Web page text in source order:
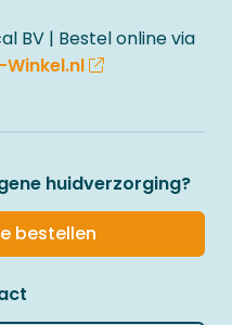
BV | Bestel online via
huidverzorging?
bestellen